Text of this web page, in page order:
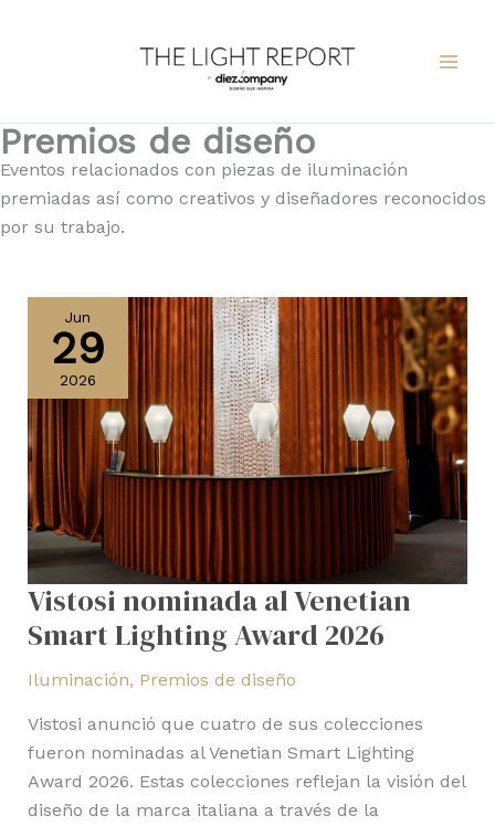
Premios de diseño
Eventos relacionados con piezas de iluminación
premiadas así como creativos y diseñadores reconocidos
por su trabajo.
Jun
29
2026
Vistosi nominada al Venetian
Smart Lighting Award 2026
Iluminación, Premios de diseño
Vistosi anunció que cuatro de sus colecciones
fueron nominadas al Venetian Smart Lighting
Award 2026. Estas colecciones reflejan la visión del
diseño de la marca italiana a través de la
nominada
Venetian
Smart
Lighting
Award
2026